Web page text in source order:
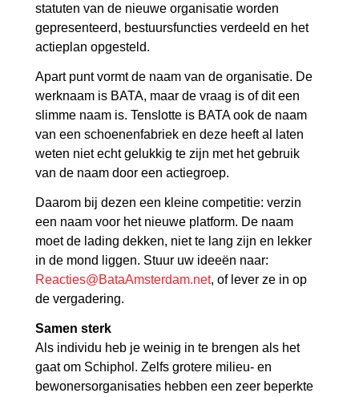
statuten van de nieuwe organisatie worden
gepresenteerd, bestuursfuncties verdeeld en het
actieplan opgesteld.
Apart punt vormt de naam van de organisatie. De
werknaam is BATA, maar de vraag is of dit een
slimme naam is. Tenslotte is BATA ook de naam
van een schoenenfabriek en deze heeft al laten
weten niet echt gelukkig te zijn met het gebruik
van de naam door een actiegroep.
Daarom bij dezen een kleine competitie: verzin
een naam voor het nieuwe platform. De naam
moet de lading dekken, niet te lang zijn en lekker
in de mond liggen. Stuur uw ideeën naar:
Reacties@BataAmsterdam.net, of lever ze in op
de vergadering.
Samen sterk
Als individu heb je weinig in te brengen als het
gaat om Schiphol. Zelfs grotere milieu- en
bewonersorganisaties hebben een zeer beperkte